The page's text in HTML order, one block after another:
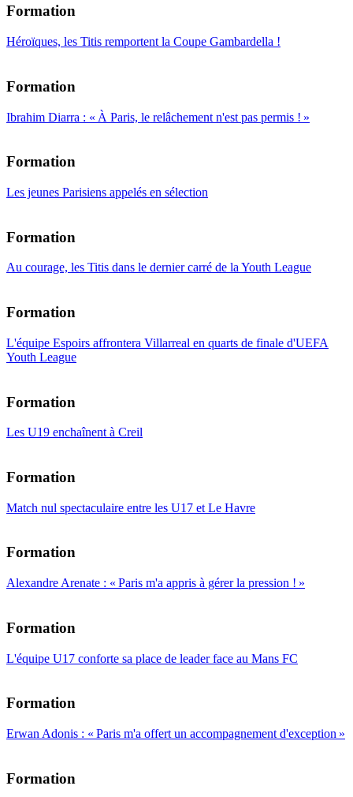
Formation
Héroïques, les Titis remportent la Coupe Gambardella !
Formation
Ibrahim Diarra : « À Paris, le relâchement n'est pas permis ! »
Formation
Les jeunes Parisiens appelés en sélection
Formation
Au courage, les Titis dans le dernier carré de la Youth League
Formation
L'équipe Espoirs affrontera Villarreal en quarts de finale d'UEFA
Youth League
Formation
Les U19 enchaînent à Creil
Formation
Match nul spectaculaire entre les U17 et Le Havre
Formation
Alexandre Arenate : « Paris m'a appris à gérer la pression ! »
Formation
L'équipe U17 conforte sa place de leader face au Mans FC
Formation
Erwan Adonis : « Paris m'a offert un accompagnement d'exception »
Formation